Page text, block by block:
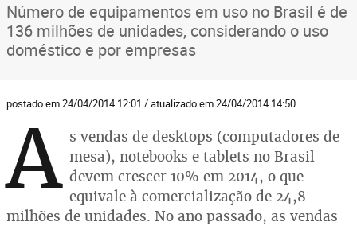
Número de equipamentos em uso no Brasil é de
136 milhões de unidades, considerando o uso
doméstico e por empresas
postado em 24/04/2014 12:01 / atualizado em 24/04/2014 14:50
A s vendas de desktops (computadores de
mesa), notebooks e tablets no Brasil
devem crescer 10% em 2014, o que
equivale à comercialização de 24,8
milhões de unidades. No ano passado, as vendas